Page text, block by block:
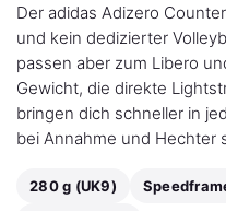
Der adidas Adizero
und kein dedizierter
passen aber zum Libero
Gewicht, die direkte
bringen dich schneller in
bei Annahme und Hechter
280 g (UK9)